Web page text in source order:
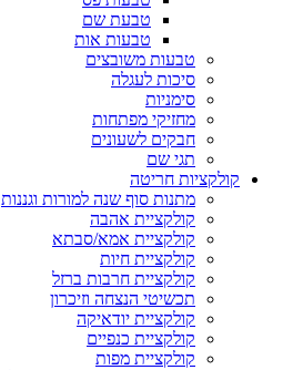
טבעת שם
טבעות אות
טבעות משובצים
סיכות לעגלה
סימניות
מחזיקי מפתחות
חבקים לשעונים
תגי שם
קולקציות חריטה
מתנות סוף שנה למורות וגננות
קולקציית אהבה
קולקציית אמא/סבתא
קולקציית חיות
קולקציית חרבות ברזל
תכשיטי הנצחה וזיכרון
קולקציית יודאיקה
קולקציית כנפיים
קולקציית מפות